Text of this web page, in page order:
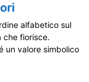
alfabetico sul
che fiorisce.
un valore simbolico